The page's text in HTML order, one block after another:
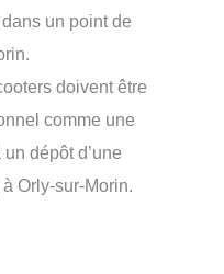
un point de
doivent être
comme une
dépôt d’une
Orly-sur-Morin.